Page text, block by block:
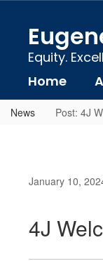
contentEquity.
Home
News Post: 4J
January 10,
4J